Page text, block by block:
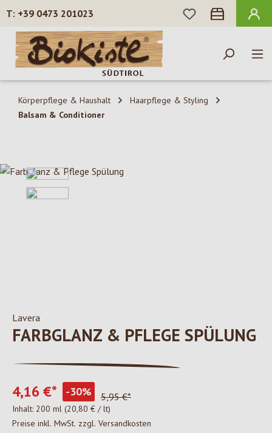
Zum Hauptinhalt springen
+39 0473 201023
DU HAST 0
Körperpflege & Haushalt
Haarpflege & Styling
Balsam & Conditioner
Bildergalerie überspringen
Lavera
FARBGLANZ & PFLEGE SPÜLUNG
4,16 €* -30% 5,95 €*
Inhalt: 200 ml (20,80 € / lt)
Preise inkl. MwSt. zzgl. Versandkosten